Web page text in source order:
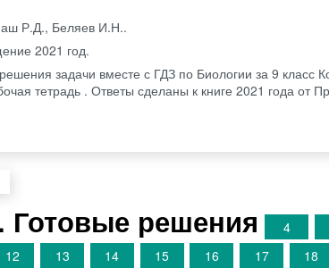
Р.Д., Беляев И.Н..
2021 год.
задачи вместе с ГДЗ по Биологии за 9 класс
тетрадь . Ответы сделаны к книге 2021 года от
Готовые решения 4
12 13 14 15 16 17 18